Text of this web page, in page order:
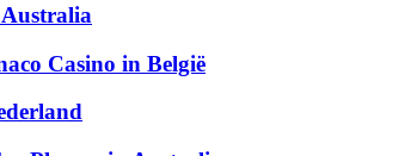
Casino in België